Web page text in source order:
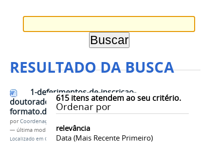
RESULTADO DA BUSCA
615itens atendem ao seu critério.
Ordenar por
relevância
Data (mais Recente Primeiro)
1-deferimentos-de-inscricao-
doutorado - 2024-2025- novo
formato.docx
porCoordenação
— última modificação26/08/2024 16h02
Localizado em Contents /Documentos